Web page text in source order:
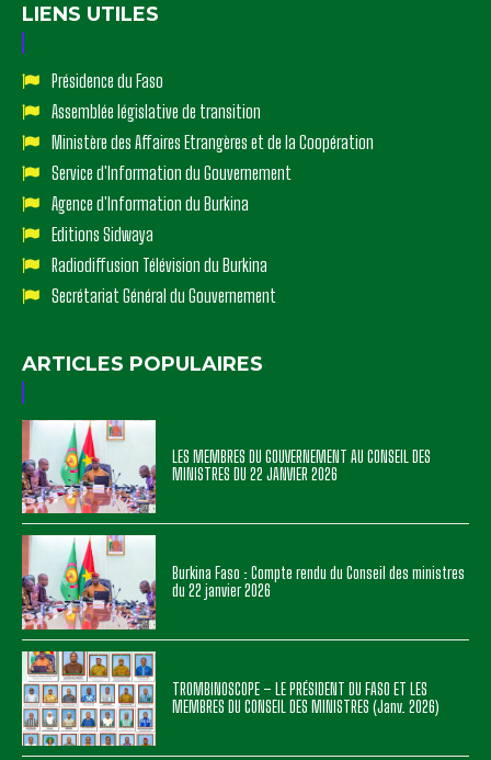
LIENS UTILES
Présidence du Faso
Assemblée législative de transition
Ministère des Affaires Etrangères et de la Coopération
Service d'Information du Gouvernement
Agence d'Information du Burkina
Editions Sidwaya
Radiodiffusion Télévision du Burkina
Secrétariat Général du Gouvernement
ARTICLES POPULAIRES
LES MEMBRES DU GOUVERNEMENT AU CONSEIL DES
MINISTRES DU 22 JANVIER 2026
Burkina Faso : Compte rendu du Conseil des ministres
du 22 janvier 2026
TROMBINOSCOPE – LE PRÉSIDENT DU FASO ET LES
MEMBRES DU CONSEIL DES MINISTRES (Janv. 2026)